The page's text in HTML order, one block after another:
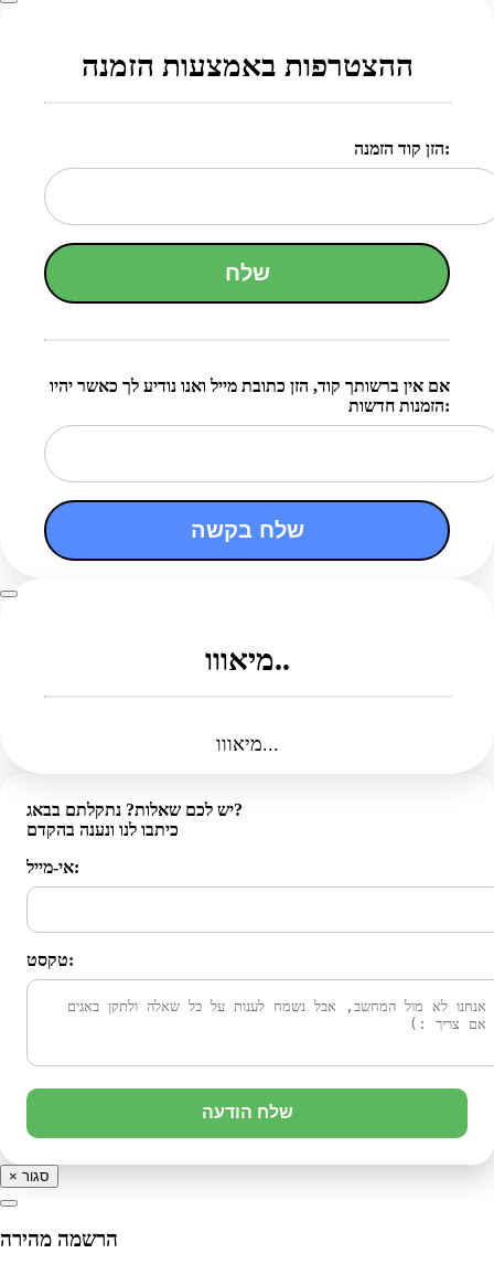
ההצטרפות באמצעות הזמנה
הזן קוד הזמנה:
שלח
אם אין ברשותך קוד, הזן כתובת מייל ואנו נודיע לך כאשר יהיו
הזמנות חדשות:
שלח בקשה
מיאווו..
מיאווו...
יש לכם שאלות? נתקלתם בבאג?
כיתבו לנו ונענה בהקדם
אי-מייל:
טקסט:
שלח הודעה
× סגור
הרשמה מהירה